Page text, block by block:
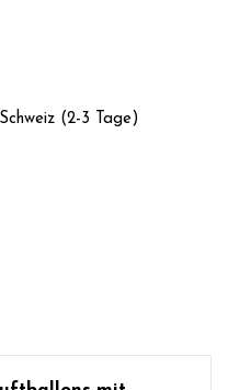
(2-3 Tage)